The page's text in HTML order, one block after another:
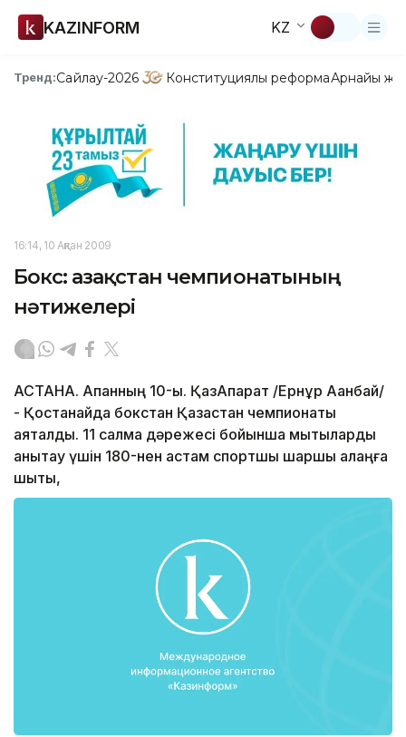
KAZINFORM KZ
Тренд:Сайлау-2026 Конституциялық реформаАрнайы
16:14, 10 Ақпан 2009
Бокс: Қазақстан чемпионатының
нәтижелері
АСТАНА. Ақпанның 10-ы. ҚазАқпарат /Ернұр Ақанбай/
- Қостанайда бокстан Қазақстан чемпионаты
аяқталды. 11 салмақ дәрежесі бойынша мықтыларды
анықтау үшін 180-нен астам спортшы шаршы алаңға
шықты,